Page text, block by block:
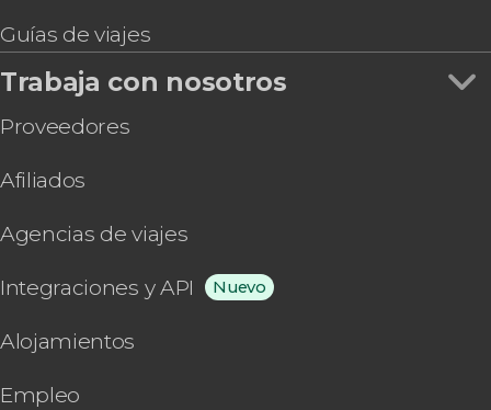
Guías de viajes
Trabaja con nosotros
Proveedores
Afiliados
Agencias de viajes
Integraciones y API Nuevo
Alojamientos
Empleo